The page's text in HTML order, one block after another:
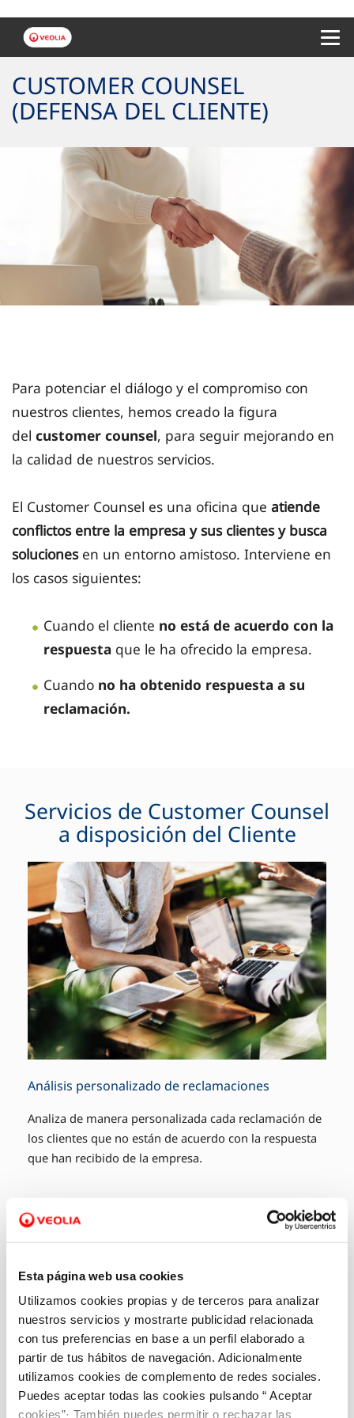
Esta página web usa cookies
Utilizamos cookies propias y de terceros para analizar
nuestros servicios y mostrarte publicidad relacionada
con tus preferencias en base a un perfil elaborado a
partir de tus hábitos de navegación. Adicionalmente
utilizamos cookies de complemento de redes sociales.
Puedes aceptar todas las cookies pulsando “ Aceptar
cookies”· También puedes permitir o rechazar las
CUSTOMER COUNSEL
(DEFENSA DEL CLIENTE)
Para potenciar el diálogo y el compromiso con
nuestros clientes, hemos creado la figura
del customer counsel, para seguir mejorando en
la calidad de nuestros servicios.
El Customer Counsel es una oficina que atiende
conflictos entre la empresa y sus clientes y busca
soluciones en un entorno amistoso. Interviene en
los casos siguientes:
Cuando el cliente no está de acuerdo con la
respuesta que le ha ofrecido la empresa.
Cuando no ha obtenido respuesta a su
reclamación.
Servicios de Customer Counsel
a disposición del Cliente
Análisis personalizado de reclamaciones
Analiza de manera personalizada cada reclamación de
los clientes que no están de acuerdo con la respuesta
que han recibido de la empresa.